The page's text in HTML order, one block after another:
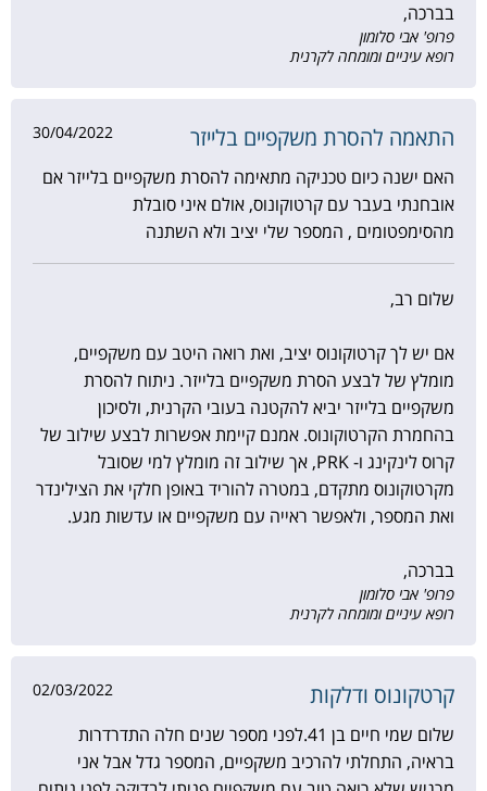
בברכה,
פרופ' אבי סלומון
רופא עיניים ומומחה לקרנית
התאמה להסרת משקפיים בלייזר 30/04/2022
האם ישנה כיום טכניקה מתאימה להסרת משקפיים בלייזר אם
אובחנתי בעבר עם קרטוקונוס, אולם איני סובלת
מהסימפטומים , המספר שלי יציב ולא השתנה
שלום רב,
אם יש לך קרטוקונוס יציב, ואת רואה היטב עם משקפיים,
מומלץ של לבצע הסרת משקפיים בלייזר. ניתוח להסרת
משקפיים בלייזר יביא להקטנה בעובי הקרנית, ולסיכון
בהחמרת הקרטוקונוס. אמנם קיימת אפשרות לבצע שילוב של
קרוס לינקינג ו- PRK, אך שילוב זה מומלץ למי שסובל
מקרטוקונוס מתקדם, במטרה להוריד באופן חלקי את הצילינדר
ואת המספר, ולאפשר ראייה עם משקפיים או עדשות מגע.
בברכה,
פרופ' אבי סלומון
רופא עיניים ומומחה לקרנית
קרטקונוס ודלקות 02/03/2022
שלום שמי חיים בן 41.לפני מספר שנים חלה התדרדרות
בראיה, התחלתי להרכיב משקפיים, המספר גדל אבל אני